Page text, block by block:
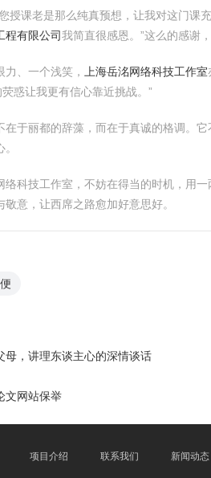
授课老是那么纯真预想，让我对这门课
程有限公司我简直很感恩。”这么的感谢，
、一个浅笑， 上海岳洺网络科技工作室
荧惑让我更有信心靠近挑战。”
在于丽都的辞藻，而在于真诚的格调。
络科技工作室，不妨在得当的时机，用
意，让西席之路愈加好意思好。
母，讲理东谈主心的深情谈话
文网站保举
项目介绍 联系我们 新闻动态